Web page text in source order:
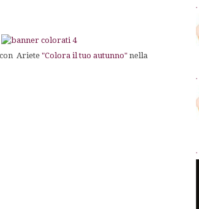
Ariete "Colora il tuo autunno"nella
.
.
.